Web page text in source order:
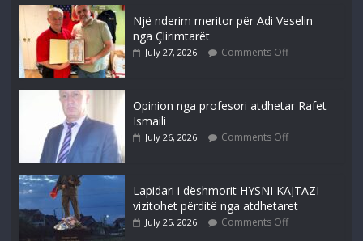
Një nderim meritor për Adi Veselin
nga Çlirimtarët
July 27, 2026 Comments Off
Opinion nga profesori atdhetar Rafet
Ismaili
July 26, 2026 Comments Off
Lapidari i dëshmorit HYSNI KAJTAZI
vizitohet përditë nga atdhetaret
July 25, 2026 Comments Off